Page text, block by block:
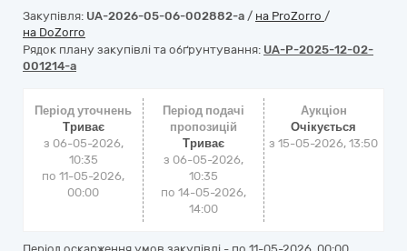
Закупівля: UA-2026-05-06-002882-a / на ProZorro /
на DoZorro
Рядок плану закупівлі та обґрунтування: UA-P-2025-12-02-
001214-a
Період уточнень
Триває
з 06-05-2026,
10:35
по 11-05-2026,
00:00
Період подачі
пропозицій
Триває
з 06-05-2026,
10:35
по 14-05-2026,
14:00
Аукціон
Очікується
з15-05-2026, 13:50